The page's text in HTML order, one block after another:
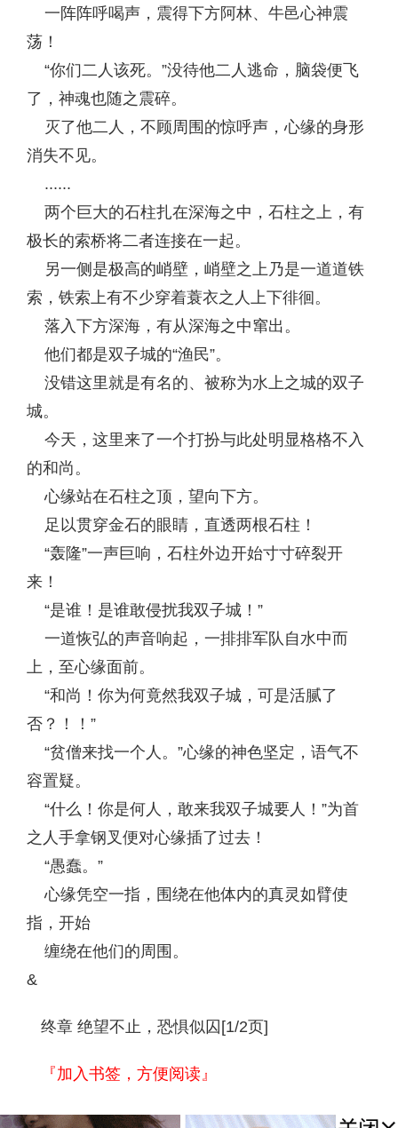
一阵阵呼喝声，震得下方阿林、牛邑心神震
荡！
“你们二人该死。”没待他二人逃命，脑袋便飞
了，神魂也随之震碎。
灭了他二人，不顾周围的惊呼声，心缘的身形
消失不见。
......
两个巨大的石柱扎在深海之中，石柱之上，有
极长的索桥将二者连接在一起。
另一侧是极高的峭壁，峭壁之上乃是一道道铁
索，铁索上有不少穿着蓑衣之人上下徘徊。
落入下方深海，有从深海之中窜出。
他们都是双子城的“渔民”。
没错这里就是有名的、被称为水上之城的双子
城。
今天，这里来了一个打扮与此处明显格格不入
的和尚。
心缘站在石柱之顶，望向下方。
足以贯穿金石的眼睛，直透两根石柱！
“轰隆”一声巨响，石柱外边开始寸寸碎裂开
来！
“是谁！是谁敢侵扰我双子城！”
一道恢弘的声音响起，一排排军队自水中而
上，至心缘面前。
“和尚！你为何竟然我双子城，可是活腻了
否？！！”
“贫僧来找一个人。”心缘的神色坚定，语气不
容置疑。
“什么！你是何人，敢来我双子城要人！”为首
之人手拿钢叉便对心缘插了过去！
“愚蠢。”
心缘凭空一指，围绕在他体内的真灵如臂使
指，开始
缠绕在他们的周围。
&
终章 绝望不止，恐惧似囚[1/2页]
『加入书签，方便阅读』